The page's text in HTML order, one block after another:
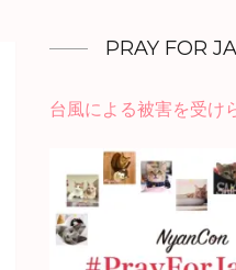
PRAY FOR
台風による被害を受け